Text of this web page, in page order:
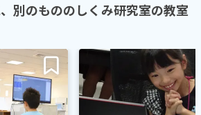
別のもののしくみ研究室の教室